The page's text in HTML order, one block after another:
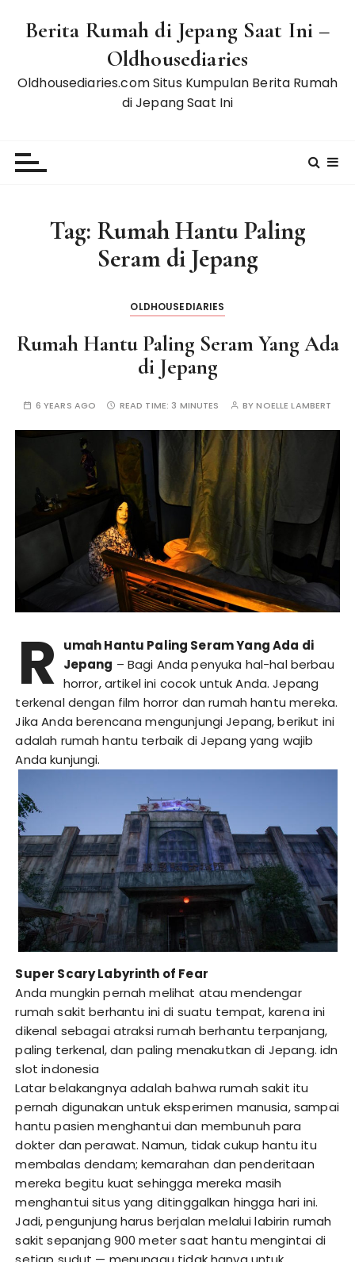
Berita Rumah di Jepang Saat Ini –
Oldhousediaries
Oldhousediaries.com Situs Kumpulan Berita Rumah
di Jepang Saat Ini
Tag: Rumah Hantu Paling
Seram di Jepang
OLDHOUSEDIARIES
Rumah Hantu Paling Seram Yang Ada
di Jepang
6 YEARS AGO READ TIME: 3 MINUTES BYNOELLE LAMBERT
R umah Hantu Paling Seram Yang Ada di
Jepang – Bagi Anda penyuka hal-hal berbau
horror, artikel ini cocok untuk Anda. Jepang
terkenal dengan film horror dan rumah hantu mereka.
Jika Anda berencana mengunjungi Jepang, berikut ini
adalah rumah hantu terbaik di Jepang yang wajib
Anda kunjungi.
Super Scary Labyrinth of Fear
Anda mungkin pernah melihat atau mendengar
rumah sakit berhantu ini di suatu tempat, karena ini
dikenal sebagai atraksi rumah berhantu terpanjang,
paling terkenal, dan paling menakutkan di Jepang. idn
slot indonesia
Latar belakangnya adalah bahwa rumah sakit itu
pernah digunakan untuk eksperimen manusia, sampai
hantu pasien menghantui dan membunuh para
dokter dan perawat. Namun, tidak cukup hantu itu
membalas dendam; kemarahan dan penderitaan
mereka begitu kuat sehingga mereka masih
menghantui situs yang ditinggalkan hingga hari ini.
Jadi, pengunjung harus berjalan melalui labirin rumah
sakit sepanjang 900 meter saat hantu mengintai di